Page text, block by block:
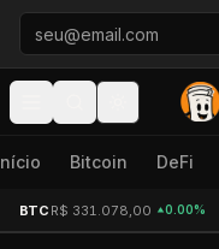
Pular para o conteúdo
Bitcoin DeFi
BTC R$ 331.078,00 0.00%